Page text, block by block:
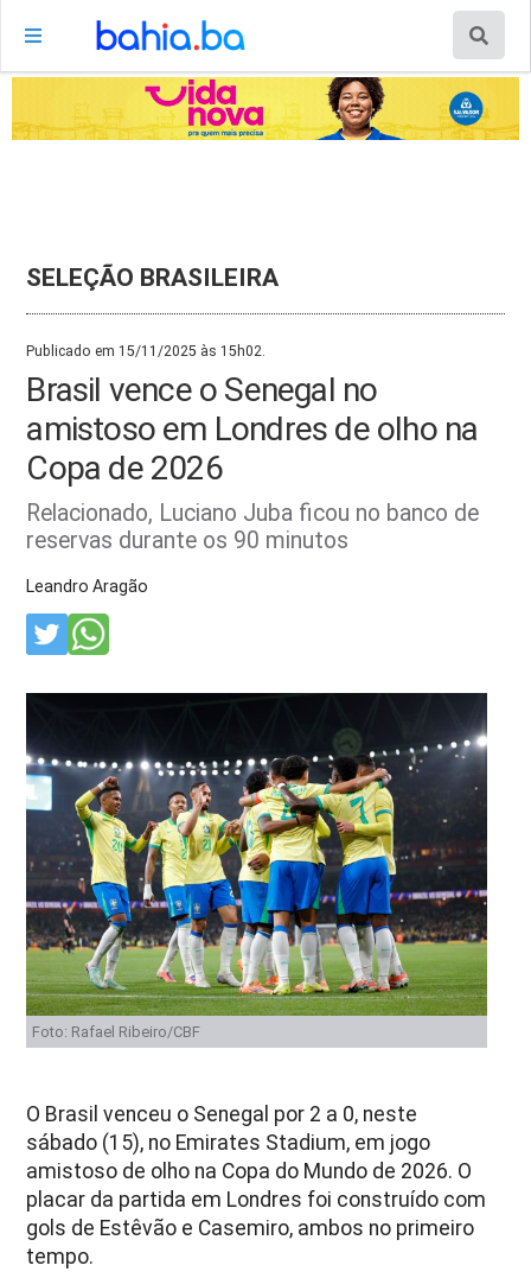
SELEÇÃO BRASILEIRA
Publicado em 15/11/2025 às 15h02.
Brasil vence o Senegal no
amistoso em Londres de olho na
Copa de 2026
Relacionado, Luciano Juba ficou no banco de
reservas durante os 90 minutos
Leandro Aragão
Foto: Rafael Ribeiro/CBF
O Brasil venceu o Senegal por 2 a 0, neste
sábado (15), no Emirates Stadium, em jogo
amistoso de olho na Copa do Mundo de 2026. O
placar da partida em Londres foi construído com
gols de Estêvão e Casemiro, ambos no primeiro
tempo.